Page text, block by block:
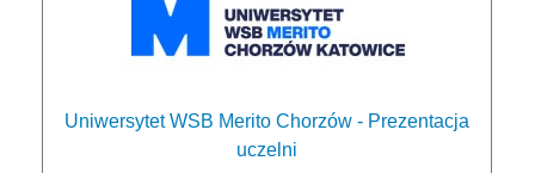
Uniwersytet WSB Merito Chorzów - Prezentacja
uczelni